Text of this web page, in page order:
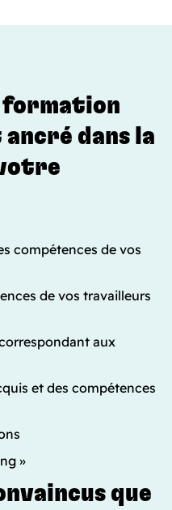
formation
dans la
compétences de vos
de vos travailleurs
aux
et des compétences
»
que